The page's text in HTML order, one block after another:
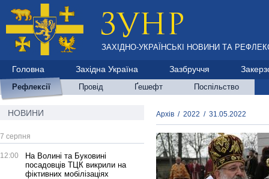
ЗАХІДНО-УКРАЇНСЬКІ НОВИНИ ТА
Головна Західна Україна Зазбруччя
Рефлексії Провід Ґешефт Поспільство
НОВИНИ
7 серпня
12:00
На Волині та Буковині
посадовців ТЦК викрили на
фіктивних мобілізаціях
Архів / 2022 / 31.05.2022